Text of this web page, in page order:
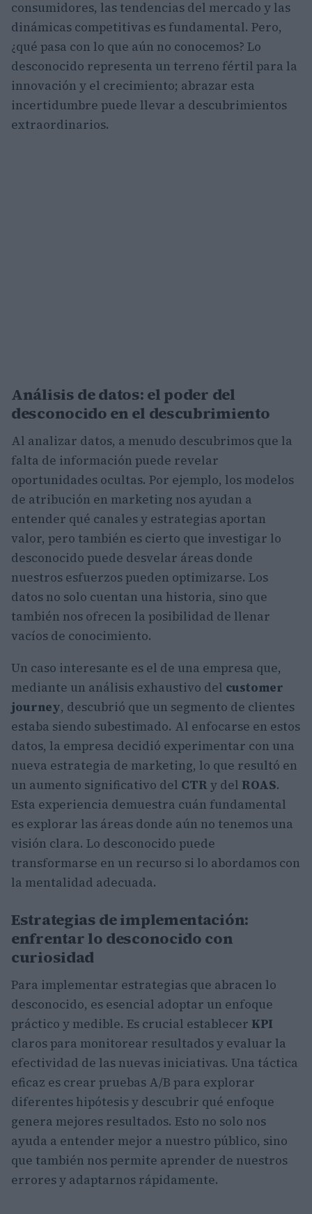
consumidores, las tendencias del mercado y las
dinámicas competitivas es fundamental. Pero,
¿qué pasa con lo que aún no conocemos? Lo
desconocido representa un terreno fértil para la
innovación y el crecimiento; abrazar esta
incertidumbre puede llevar a descubrimientos
extraordinarios.
Análisis de datos: el poder del
desconocido en el descubrimiento
Al analizar datos, a menudo descubrimos que la
falta de información puede revelar
oportunidades ocultas. Por ejemplo, los modelos
de atribución en marketing nos ayudan a
entender qué canales y estrategias aportan
valor, pero también es cierto que investigar lo
desconocido puede desvelar áreas donde
nuestros esfuerzos pueden optimizarse. Los
datos no solo cuentan una historia, sino que
también nos ofrecen la posibilidad de llenar
vacíos de conocimiento.
Un caso interesante es el de una empresa que,
mediante un análisis exhaustivo del customer
journey, descubrió que un segmento de clientes
estaba siendo subestimado. Al enfocarse en estos
datos, la empresa decidió experimentar con una
nueva estrategia de marketing, lo que resultó en
un aumento significativo del CTR y del ROAS.
Esta experiencia demuestra cuán fundamental
es explorar las áreas donde aún no tenemos una
visión clara. Lo desconocido puede
transformarse en un recurso si lo abordamos con
la mentalidad adecuada.
Estrategias de implementación:
enfrentar lo desconocido con
curiosidad
Para implementar estrategias que abracen lo
desconocido, es esencial adoptar un enfoque
práctico y medible. Es crucial establecer KPI
claros para monitorear resultados y evaluar la
efectividad de las nuevas iniciativas. Una táctica
eficaz es crear pruebas A/B para explorar
diferentes hipótesis y descubrir qué enfoque
genera mejores resultados. Esto no solo nos
ayuda a entender mejor a nuestro público, sino
que también nos permite aprender de nuestros
errores y adaptarnos rápidamente.